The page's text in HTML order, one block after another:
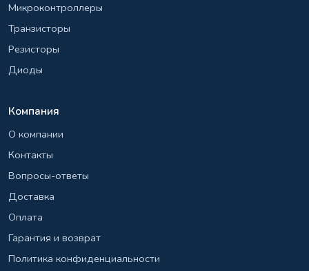
Микроконтроллеры
Транзисторы
Резисторы
Диоды
Компания
О компании
Контакты
Вопросы-ответы
Доставка
Оплата
Гарантия и возврат
Политика конфиденциальности